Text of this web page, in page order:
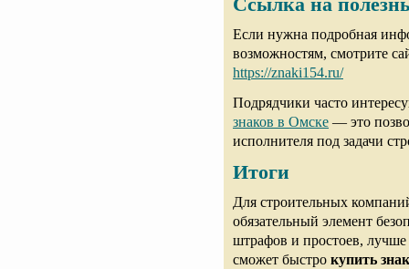
Если нужна подробная
возможностям, смотрите
https://znaki154.ru/
Подрядчики часто
знаков в Омске — это
исполнителя под задачи
Итоги
Для строительных
обязательный элемент
штрафов и простоев,
сможет быстро купить